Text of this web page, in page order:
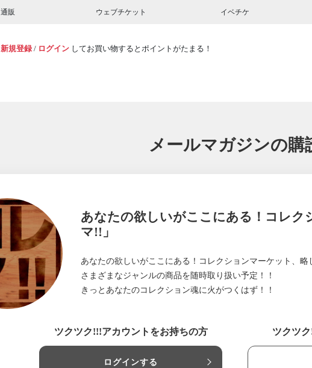
通販 ウェブチケット イベチケ
新規登録 / ログイン してお買い物するとポイントがたまる！
メールマガジンの購
あなたの欲しいがここにある！コレク
マ!!」
あなたの欲しいがここにある！コレクションマーケット、略
さまざまなジャンルの商品を随時取り扱い予定！！
きっとあなたのコレクション魂に火がつくはず！！
ツクツク!!!アカウントをお持ちの方
ログインする
ツクツ